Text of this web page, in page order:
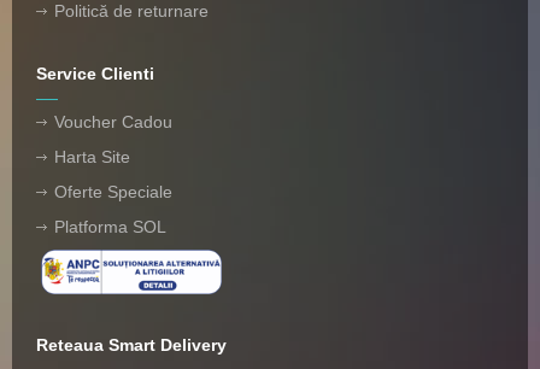
Politică de returnare
Service Clienti
Voucher Cadou
Harta Site
Oferte Speciale
Platforma SOL
Reteaua Smart Delivery